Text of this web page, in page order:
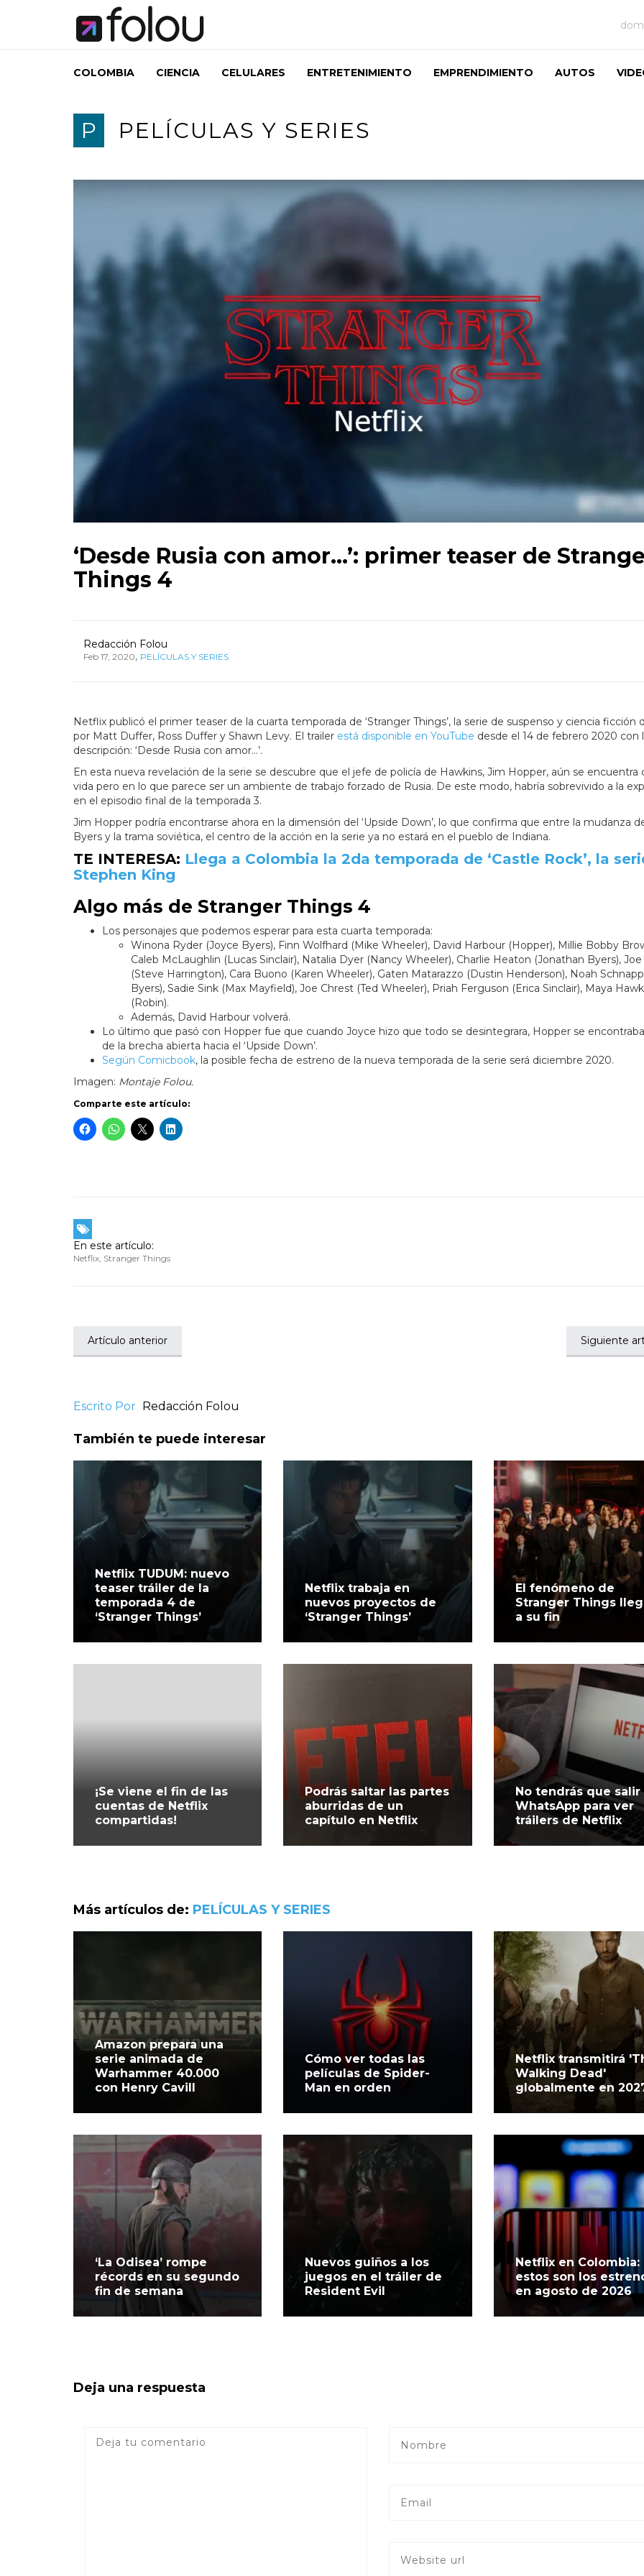
COLOMBIA CIENCIA CELULARES ENTRETENIMIENTO EMPRENDIMIENTO AUTOS
P PELÍCULAS Y SERIES
‘Desde Rusia con amor…’: primer teaser de
Things 4
Redacción Folou
Feb 17, 2020, PELÍCULAS Y SERIES
Netflix publicó el primer teaser de la cuarta temporada de ‘Stranger Things’, la serie de suspenso y ciencia ficción
por Matt Duffer, Ross Duffer y Shawn Levy. El trailer está disponible en YouTube desde el 14 de febrero 2020 con
descripción: ‘Desde Rusia con amor…’.
En esta nueva revelación de la serie se descubre que el jefe de policía de Hawkins, Jim Hopper, aún se encuentra
vida pero en lo que parece ser un ambiente de trabajo forzado de Rusia. De este modo, habría sobrevivido a la
en el episodio final de la temporada 3.
Jim Hopper podría encontrarse ahora en la dimensión del ‘Upside Down’, lo que confirma que entre la mudanza
Byers y la trama soviética, el centro de la acción en la serie ya no estará en el pueblo de Indiana.
TE INTERESA: Llega a Colombia la 2da temporada de ‘Castle Rock’, la
Stephen King
Algo más de Stranger Things 4
Los personajes que podemos esperar para esta cuarta temporada:
Winona Ryder (Joyce Byers), Finn Wolfhard (Mike Wheeler), David Harbour (Hopper), Millie Bobby
Caleb McLaughlin (Lucas Sinclair), Natalia Dyer (Nancy Wheeler), Charlie Heaton (Jonathan Byers),
(Steve Harrington), Cara Buono (Karen Wheeler), Gaten Matarazzo (Dustin Henderson), Noah
Byers), Sadie Sink (Max Mayfield), Joe Chrest (Ted Wheeler), Priah Ferguson (Erica Sinclair), Maya
(Robin).
Además, David Harbour volverá.
Lo último que pasó con Hopper fue que cuando Joyce hizo que todo se desintegrara, Hopper se
de la brecha abierta hacia el ‘Upside Down’.
Según Comicbook, la posible fecha de estreno de la nueva temporada de la serie será diciembre 2020.
Imagen: Montaje Folou.
Comparte este artículo:
En este artículo:
Netflix Stranger Things
Artículo anterior Siguiente
Escrito Por Redacción Folou
También te puede interesar
Netflix TUDUM: nuevo
teaser tráiler de la
temporada 4 de
‘Stranger Things’
Netflix trabaja en
nuevos proyectos de
‘Stranger Things’
El fenómeno de
Stranger Things
a su fin
¡Se viene el fin de las
cuentas de Netflix
compartidas!
Podrás saltar las partes
aburridas de un
capítulo en Netflix
No tendrás que salir
WhatsApp para ver
tráilers de Netflix
Más artículos de: PELÍCULAS Y SERIES
Amazon prepara una
serie animada de
Warhammer 40.000
con Henry Cavill
Cómo ver todas las
películas de Spider-
Man en orden
Netflix transmitirá
Walking Dead'
globalmente en
‘La Odisea’ rompe
récords en su segundo
fin de semana
Nuevos guiños a los
juegos en el tráiler de
Resident Evil
Netflix en Colombia:
estos son los
en agosto de 2026
Deja una respuesta